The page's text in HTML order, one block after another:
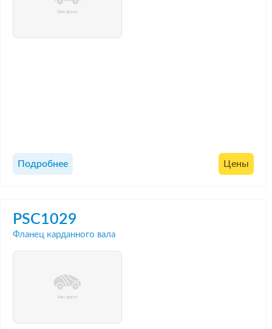
Подробнее Цены
PSC1029
Фланец карданного вала